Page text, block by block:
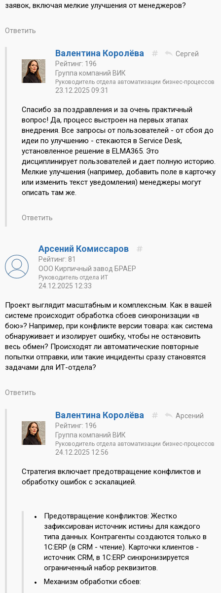
заявок, включая мелкие улучшения от менеджеров?
Ответить
Валентина Королёва
Сергей
Рейтинг: 196
Группа компаний ВИК
Руководитель отдела автоматизации бизнес-процессов
23.12.2025 09:31
Спасибо за поздравления и за очень практичный
вопрос! Да, процесс выстроен на первых этапах
внедрения. Все запросы от пользователей - от сбоя до
идеи по улучшению - стекаются в Service Desk,
установленное решение в ELMA365. Это
дисциплинирует пользователей и дает полную историю.
Мелкие улучшения (например, добавить поле в карточку
или изменить текст уведомления) менеджеры могут
описать там же.
Ответить
Арсений Комиссаров
Рейтинг: 81
ООО Кирпичный завод БРАЕР
Руководитель отдела ИТ
24.12.2025 12:33
Проект выглядит масштабным и комплексным. Как в вашей
системе происходит обработка сбоев синхронизации «в
бою»? Например, при конфликте версии товара: как система
обнаруживает и изолирует ошибку, чтобы не остановить
весь обмен? Происходят ли автоматические повторные
попытки отправки, или такие инциденты сразу становятся
задачами для ИТ-отдела?
Ответить
Валентина Королёва
Арсений
Рейтинг: 196
Группа компаний ВИК
Руководитель отдела автоматизации бизнес-процессов
24.12.2025 12:56
Стратегия включает предотвращение конфликтов и
обработку ошибок с эскалацией.
Предотвращение конфликтов: Жестко
зафиксирован источник истины для каждого
типа данных. Контрагенты создаются только в
1С:ERP (в CRM - чтение). Карточки клиентов -
источник CRM, в 1С:ERP синхронизируется
ограниченный набор реквизитов.
Механизм обработки сбоев: